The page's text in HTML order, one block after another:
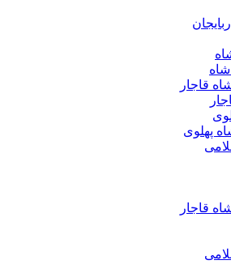
قاجار
پهلوی
قاجار